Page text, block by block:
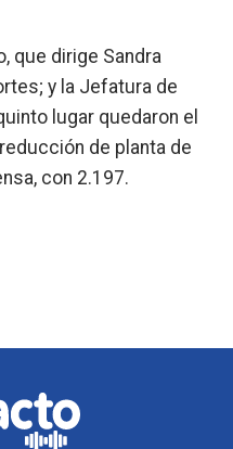
que dirige Sandra
y la Jefatura de
lugar quedaron el
de planta de
con 2.197.